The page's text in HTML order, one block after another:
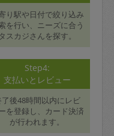
り駅や日付で絞り込み
を行い、ニーズに合う
タスカジさんを探す。
Step4:
支払いとレビュー
了後48時間以内にレビ
を登録し、カード決済
が行われます。